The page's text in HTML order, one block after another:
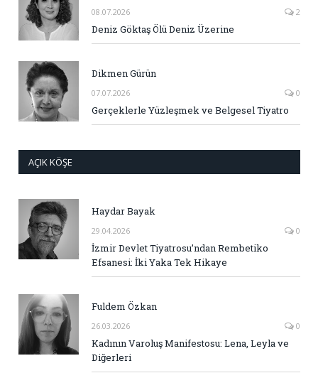
08.07.2026 2
Deniz Göktaş Ölü Deniz Üzerine
Dikmen Gürün
07.07.2026 0
Gerçeklerle Yüzleşmek ve Belgesel Tiyatro
AÇIK KÖŞE
Haydar Bayak
29.04.2026 0
İzmir Devlet Tiyatrosu’ndan Rembetiko
Efsanesi: İki Yaka Tek Hikaye
Fuldem Özkan
26.03.2026 0
Kadının Varoluş Manifestosu: Lena, Leyla ve
Diğerleri